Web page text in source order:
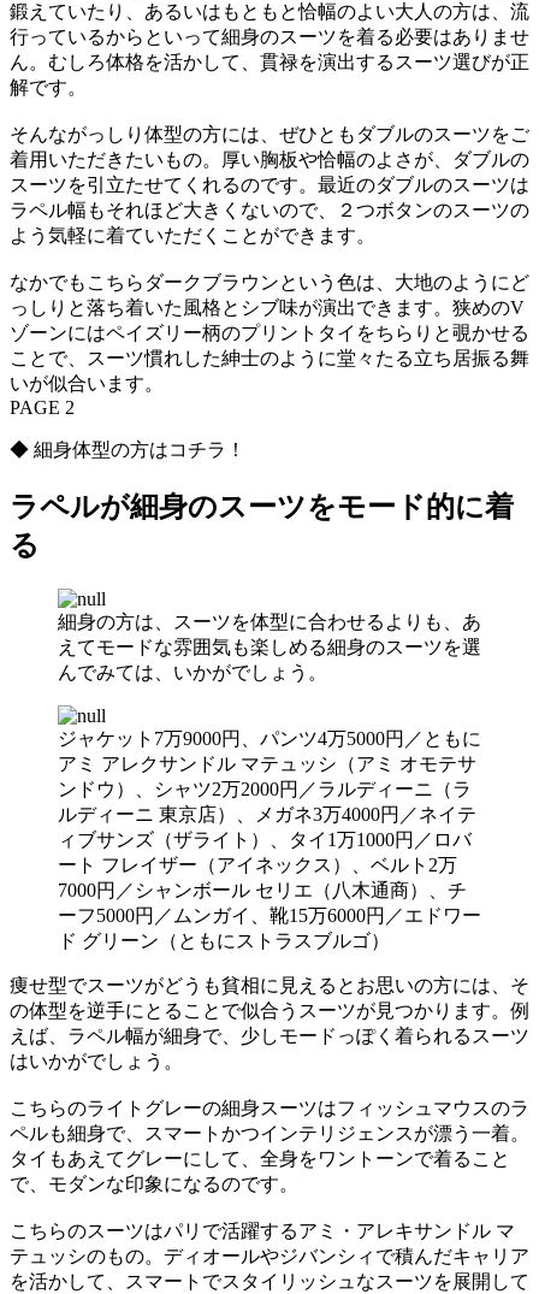
鍛えていたり、あるいはもともと恰幅のよい大人の方は、流
行っているからといって細身のスーツを着る必要はありませ
ん。むしろ体格を活かして、貫禄を演出するスーツ選びが正
解です。
そんながっしり体型の方には、ぜひともダブルのスーツをご
着用いただきたいもの。厚い胸板や恰幅のよさが、ダブルの
スーツを引立たせてくれるのです。最近のダブルのスーツは
ラペル幅もそれほど大きくないので、２つボタンのスーツの
よう気軽に着ていただくことができます。
なかでもこちらダークブラウンという色は、大地のようにど
っしりと落ち着いた風格とシブ味が演出できます。狭めのV
ゾーンにはペイズリー柄のプリントタイをちらりと覗かせる
ことで、スーツ慣れした紳士のように堂々たる立ち居振る舞
いが似合います。
PAGE 2
◆ 細身体型の方はコチラ！
ラペルが細身のスーツをモード的に着
る
細身の方は、スーツを体型に合わせるよりも、あ
えてモードな雰囲気も楽しめる細身のスーツを選
んでみては、いかがでしょう。
ジャケット7万9000円、パンツ4万5000円／ともに
アミ アレクサンドル マテュッシ（アミ オモテサ
ンドウ）、シャツ2万2000円／ラルディーニ（ラ
ルディーニ 東京店）、メガネ3万4000円／ネイテ
ィブサンズ（ザライト）、タイ1万1000円／ロバ
ート フレイザー（アイネックス）、ベルト2万
7000円／シャンボール セリエ（八木通商）、チ
ーフ5000円／ムンガイ、靴15万6000円／エドワー
ド グリーン（ともにストラスブルゴ）
痩せ型でスーツがどうも貧相に見えるとお思いの方には、そ
の体型を逆手にとることで似合うスーツが見つかります。例
えば、ラペル幅が細身で、少しモードっぽく着られるスーツ
はいかがでしょう。
こちらのライトグレーの細身スーツはフィッシュマウスのラ
ペルも細身で、スマートかつインテリジェンスが漂う一着。
タイもあえてグレーにして、全身をワントーンで着ること
で、モダンな印象になるのです。
こちらのスーツはパリで活躍するアミ・アレキサンドル マ
テュッシのもの。ディオールやジバンシィで積んだキャリア
を活かして、スマートでスタイリッシュなスーツを展開して